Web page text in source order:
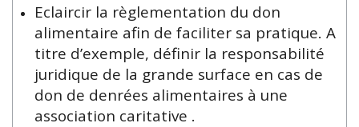
Eclaircir la règlementation du don
alimentaire afin de faciliter sa pratique. A
titre d’exemple, définir la responsabilité
juridique de la grande surface en cas de
don de denrées alimentaires à une
association caritative .